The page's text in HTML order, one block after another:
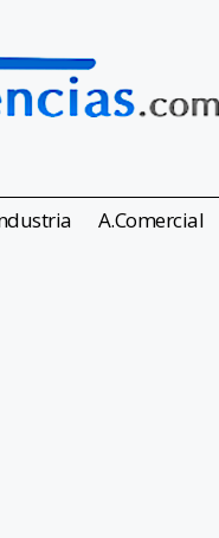
A.Comercial